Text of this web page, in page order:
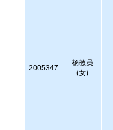
2005347
杨教员
(女)